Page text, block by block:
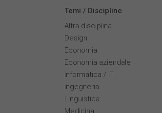
Temi / Discipline
Altra disciplina
Design
Economia
Economia aziendale
Informatica / IT
Ingegneria
Linguistica
Medicina